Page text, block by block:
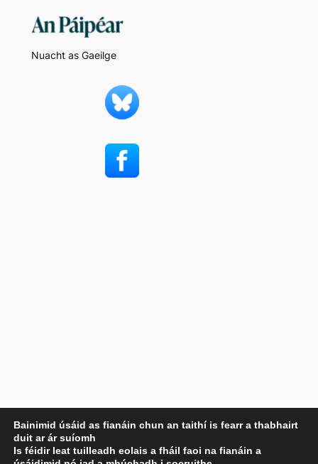
Nuacht as Gaeilge
Príobháideachas
Beartas Príobháideachais
Téarmaí agus Coinníollacha
Bainimid úsáid as fianáin chun an taithí is fearr a thabhairt
duit ar ár suíomh
Is féidir leat tuilleadh eolais a fháil faoi na fianáin a